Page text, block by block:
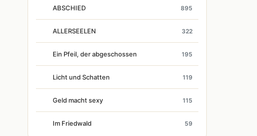
ABSCHIED 895
ALLERSEELEN 322
Ein Pfeil, der abgeschossen 195
Licht und Schatten 119
Geld macht sexy 115
Im Friedwald 59